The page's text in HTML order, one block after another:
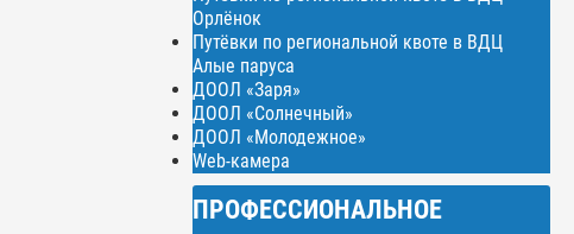
Орлёнок
Путёвки по региональной квоте в ВДЦ
Алые паруса
ДООЛ «Заря»
ДООЛ «Солнечный»
ДООЛ «Молодежное»
Web-камера
ПРОФЕССИОНАЛЬНОЕ